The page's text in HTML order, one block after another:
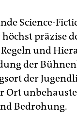
Science-
präzise
und
der
der
Bedrohung.